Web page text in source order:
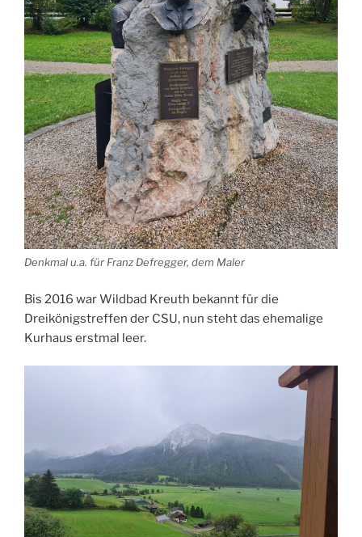
Denkmal u.a. für Franz Defregger, dem Maler
Bis 2016 war Wildbad Kreuth bekannt für die
Dreikönigstreffen der CSU, nun steht das ehemalige
Kurhaus erstmal leer.